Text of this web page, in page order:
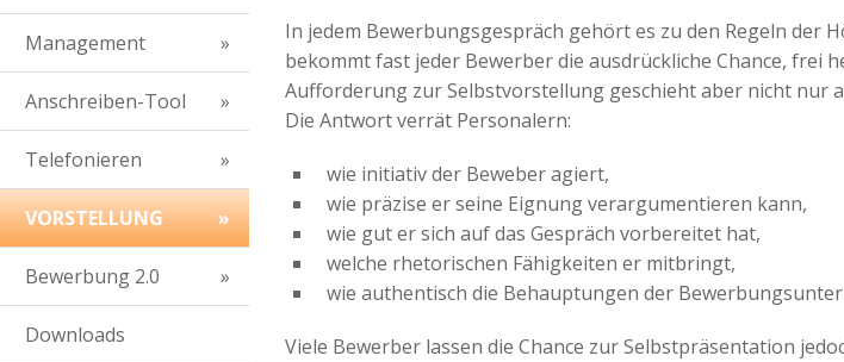
Management
Anschreiben-Tool
Telefonieren
VORSTELLUNG
Bewerbung 2.0
Downloads
In jedem Bewerbungsgespräch gehört es zu den Regeln der
bekommt fast jeder Bewerber die ausdrückliche Chance, frei
Aufforderung zur Selbstvorstellung geschieht aber nicht nur
Die Antwort verrät Personalern:
wie initiativ der Beweber agiert,
wie präzise er seine Eignung verargumentieren kann,
wie gut er sich auf das Gespräch vorbereitet hat,
welche rhetorischen Fähigkeiten er mitbringt,
wie authentisch die Behauptungen der
Viele Bewerber lassen die Chance zur Selbstpräsentation